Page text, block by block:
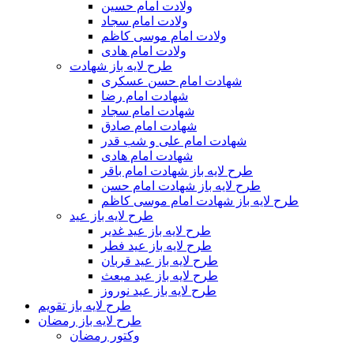
ولادت امام حسین
ولادت امام سجاد
ولادت امام موسی کاظم
ولادت امام هادی
طرح لایه باز شهادت
شهادت امام حسن عسکری
شهادت امام رضا
شهادت امام سجاد
شهادت امام صادق
شهادت امام علی و شب قدر
شهادت امام هادی
طرح لایه باز شهادت امام باقر
طرح لایه باز شهادت امام حسن
طرح لایه باز شهادت امام موسی کاظم
طرح لایه باز عید
طرح لایه باز عید غدیر
طرح لایه باز عید فطر
طرح لایه باز عید قربان
طرح لایه باز عید مبعث
طرح لایه باز عید نوروز
طرح لایه باز تقویم
طرح لایه باز رمضان
وکتور رمضان